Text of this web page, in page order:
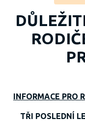
INFORMACE PRO
TŘI POSLEDNÍ